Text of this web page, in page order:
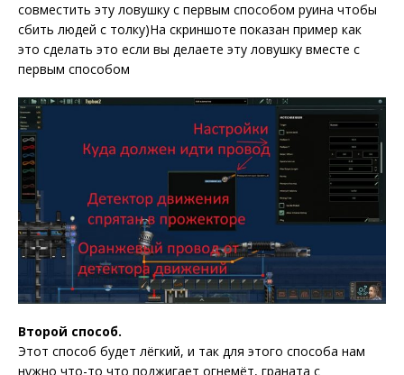
совместить эту ловушку с первым способом руина чтобы
сбить людей с толку)На скриншоте показан пример как
это сделать это если вы делаете эту ловушку вместе с
первым способом
Второй способ.
Этот способ будет лёгкий, и так для этого способа нам
нужно что-то что поджигает огнемёт, граната с